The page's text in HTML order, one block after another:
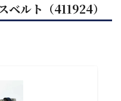
ルト（411924）